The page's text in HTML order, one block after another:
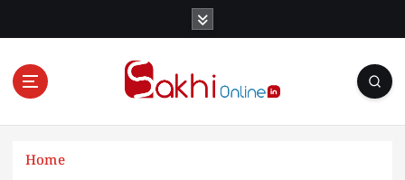
Online News Portal
Home